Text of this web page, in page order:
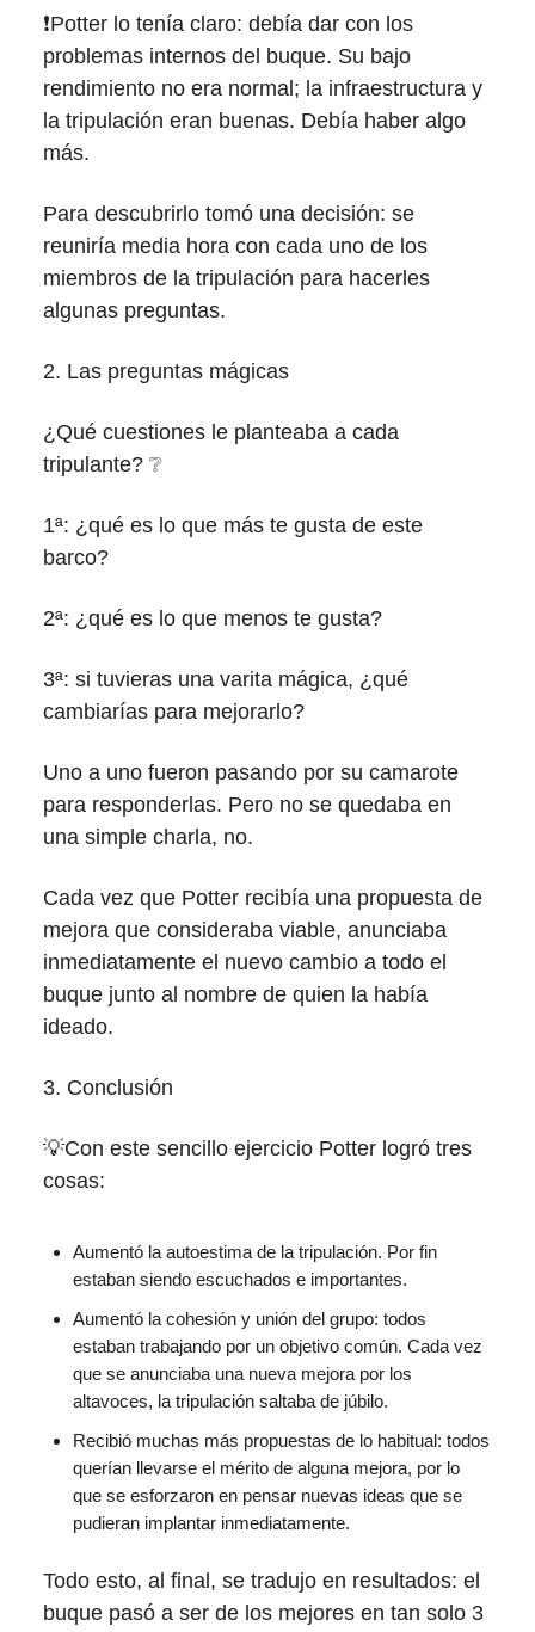
❗Potter lo tenía claro: debía dar con los
problemas internos del buque. Su bajo
rendimiento no era normal; la infraestructura y
la tripulación eran buenas. Debía haber algo
más.
Para descubrirlo tomó una decisión: se
reuniría media hora con cada uno de los
miembros de la tripulación para hacerles
algunas preguntas.
2. Las preguntas mágicas
¿Qué cuestiones le planteaba a cada
tripulante? ❔
1ª: ¿qué es lo que más te gusta de este
barco?
2ª: ¿qué es lo que menos te gusta?
3ª: si tuvieras una varita mágica, ¿qué
cambiarías para mejorarlo?
Uno a uno fueron pasando por su camarote
para responderlas. Pero no se quedaba en
una simple charla, no.
Cada vez que Potter recibía una propuesta de
mejora que consideraba viable, anunciaba
inmediatamente el nuevo cambio a todo el
buque junto al nombre de quien la había
ideado.
3. Conclusión
💡Con este sencillo ejercicio Potter logró tres
cosas:
Aumentó la autoestima de la tripulación. Por fin
estaban siendo escuchados e importantes.
Aumentó la cohesión y unión del grupo: todos
estaban trabajando por un objetivo común. Cada vez
que se anunciaba una nueva mejora por los
altavoces, la tripulación saltaba de júbilo.
Recibió muchas más propuestas de lo habitual: todos
querían llevarse el mérito de alguna mejora, por lo
que se esforzaron en pensar nuevas ideas que se
pudieran implantar inmediatamente.
Todo esto, al final, se tradujo en resultados: el
buque pasó a ser de los mejores en tan solo 3